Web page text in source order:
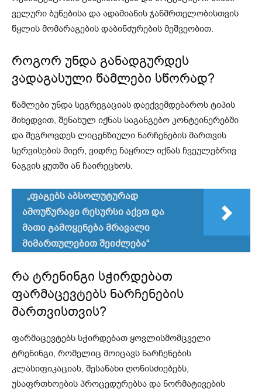
ველური ბუნებისა და ადამიანის ჯანმრთელობისთვის
წყლის მომარაგების დაბინძურების მეშვეობით.
როგორ უნდა განადგურდეს
ვადაგასული წამლები სწორად?
წამლები უნდა სეგრეგაციას დაექვემდებაროს ტიპის
მიხედვით, შენახულ იქნას საგანგებო კონტეინერებში
და შეგროვდეს ლიცენზიული ნარჩენების მართვის
სერვისების მიერ, ვიდრე ჩაყრილ იქნას ჩვეულებრივ
ნაგვის ყუთში ან ჩაირეცხოს.
„ფაგებს აბსოლუტურად
ამოუწურავი რესურსი აქვთ და
მათი გამოყენება მრავალი
მიმართულებით შეიძლება“
რა ტრენინგი სჭირდებათ
ფარმაცევტებს ნარჩენების
მართვისთვის?
ფარმაცევტებს სჭირდებათ ყოვლისმომცველი
ტრენინგი, რომელიც მოიცავს ნარჩენების
კლასიფიკაციას, შესანახი ღონისძიებებს,
უსაფრთხოების პროცედურებსა და ნორმატივების